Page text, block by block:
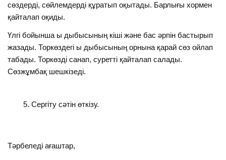
сөздерді, сөйлемдерді құратып оқытады. Барлығы хормен
қайталап оқиды.
Үлгі бойынша ы дыбысының кіші және бас әрпін бастырып
жазады. Торкөздегі ы дыбысының орнына қарай сөз ойлап
табады. Торкөзді санап, суретті қайталап салады.
Сөзжұмбақ шешкізеді.
Сергіту сәтін өткізу.
Тәрбеледі ағаштар,